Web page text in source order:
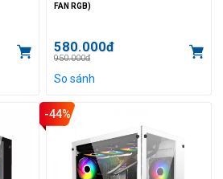
FAN RGB)
580.000đ
950.000đ
So sánh
-44%